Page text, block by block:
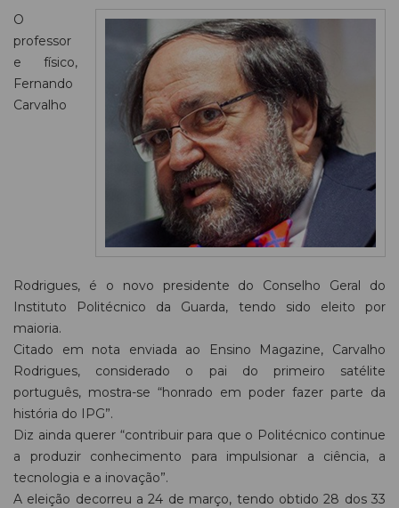
O
professor
e físico,
Fernando
Carvalho
Rodrigues, é o novo presidente do Conselho Geral do
Instituto Politécnico da Guarda, tendo sido eleito por
maioria.
Citado em nota enviada ao Ensino Magazine, Carvalho
Rodrigues, considerado o pai do primeiro satélite
português, mostra-se “honrado em poder fazer parte da
história do IPG”.
Diz ainda querer “contribuir para que o Politécnico continue
a produzir conhecimento para impulsionar a ciência, a
tecnologia e a inovação”.
A eleição decorreu a 24 de março, tendo obtido 28 dos 33